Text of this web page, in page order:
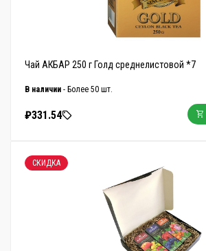
Чай АКБАР 250 г Голд среднелистовой *7
В наличии - Более 50 шт.
₽331.54
СКИДКА